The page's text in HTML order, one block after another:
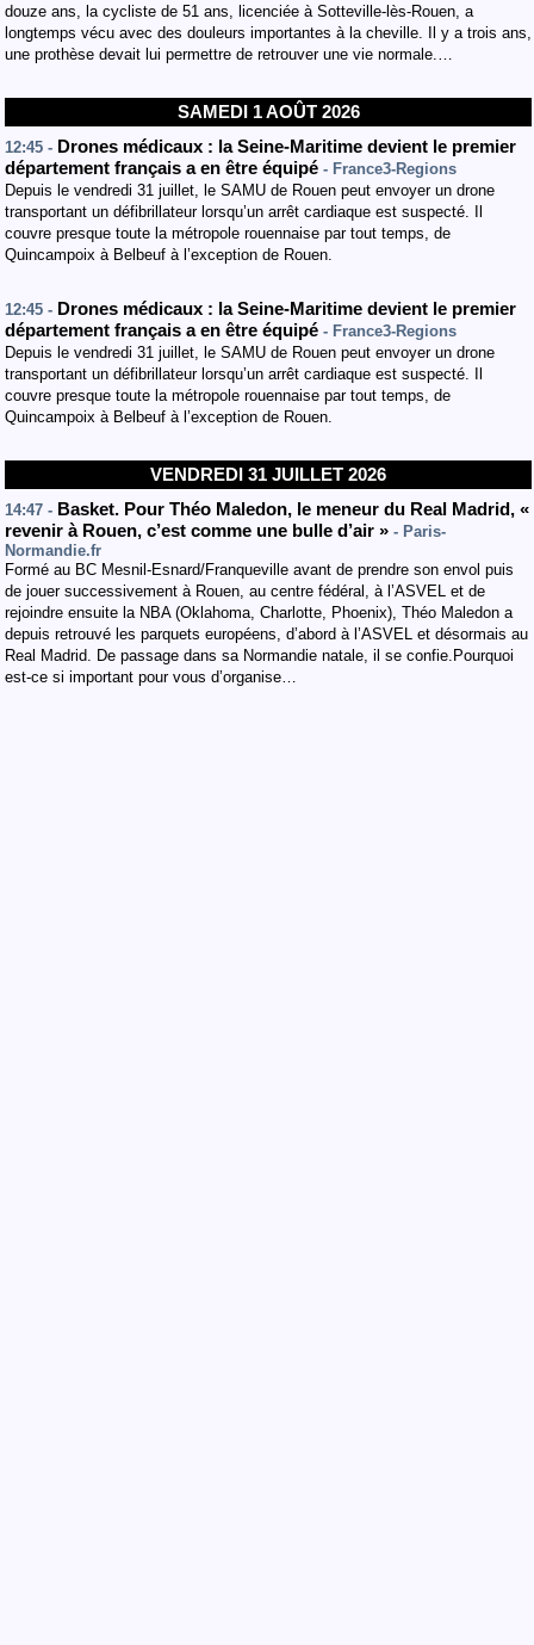
douze ans, la cycliste de 51 ans, licenciée à Sotteville-lès-Rouen, a
longtemps vécu avec des douleurs importantes à la cheville. Il y a trois ans,
une prothèse devait lui permettre de retrouver une vie normale.…
SAMEDI 1 AOÛT 2026
12:45 - Drones médicaux : la Seine-Maritime devient le premier
département français a en être équipé - France3-Regions
Depuis le vendredi 31 juillet, le SAMU de Rouen peut envoyer un drone
transportant un défibrillateur lorsqu’un arrêt cardiaque est suspecté. Il
couvre presque toute la métropole rouennaise par tout temps, de
Quincampoix à Belbeuf à l’exception de Rouen.
12:45 - Drones médicaux : la Seine-Maritime devient le premier
département français a en être équipé - France3-Regions
Depuis le vendredi 31 juillet, le SAMU de Rouen peut envoyer un drone
transportant un défibrillateur lorsqu’un arrêt cardiaque est suspecté. Il
couvre presque toute la métropole rouennaise par tout temps, de
Quincampoix à Belbeuf à l’exception de Rouen.
VENDREDI 31 JUILLET 2026
14:47 - Basket. Pour Théo Maledon, le meneur du Real Madrid, «
revenir à Rouen, c’est comme une bulle d’air » - Paris-
Normandie.fr
Formé au BC Mesnil-Esnard/Franqueville avant de prendre son envol puis
de jouer successivement à Rouen, au centre fédéral, à l’ASVEL et de
rejoindre ensuite la NBA (Oklahoma, Charlotte, Phoenix), Théo Maledon a
depuis retrouvé les parquets européens, d’abord à l’ASVEL et désormais au
Real Madrid. De passage dans sa Normandie natale, il se confie.Pourquoi
est-ce si important pour vous d’organise…